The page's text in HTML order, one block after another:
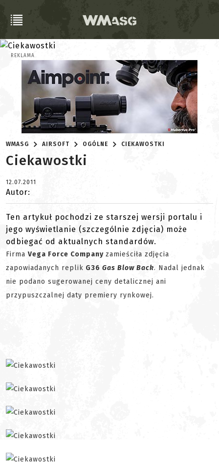
REKLAMA
WMASG AIRSOFT OGÓLNE CIEKAWOSTKI
Ciekawostki
12.07.2011
Autor:
Ten artykuł pochodzi ze starszej wersji portalu i
jego wyświetlanie (szczególnie zdjęcia) może
odbiegać od aktualnych standardów.
Firma Vega Force Company zamieściła zdjęcia
zapowiadanych replik G36 Gas Blow Back. Nadal jednak
nie podano sugerowanej ceny detalicznej ani
przypuszczalnej daty premiery rynkowej.